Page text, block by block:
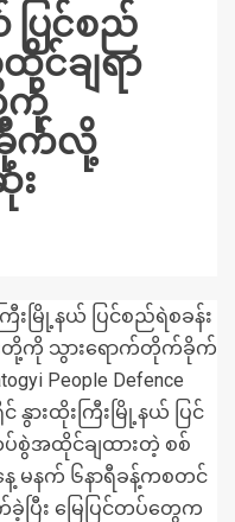
ပြင်စည်
င်ချရာ
ကို
က်လို့
း
ကြီးမြို့နယ် ပြင်စည်ရဲစခန်း
းတို့ကို သွားရောက်တိုက်ခိုက်
People Defence
နွားထိုးကြီးမြို့နယ် ပြင်
ပ်စွဲအထိုင်ချထားတဲ့ စစ်
မနက် ၆နာရီခန့်ကစတင်
ခဲ့ပြီး မြေပြင်တပ်တွေက